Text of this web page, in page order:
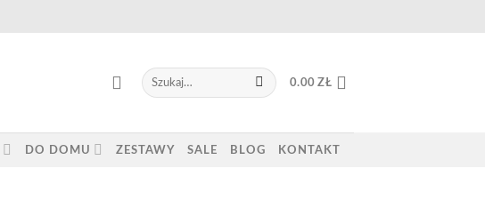
Szukaj:
0.00ZŁ
DO DOMU ZESTAWY SALE BLOG KONTAKT